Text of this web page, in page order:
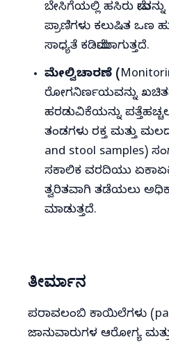
ಬೇಸಿಗೆಯಲ್ಲಿ ಹಸಿರು
ಪ್ರಾಣಿಗಳು ಕಲುಷಿತ ಒಣ
ಸಾಧ್ಯತೆ ಕಡಿಮೆಯಾಗುತ್ತದೆ.
ಮೇಲ್ವಿಚಾರಣೆ
ರೋಗನಿರ್ಣಯವನ್ನು
ಹರಡುವಿಕೆಯನ್ನು
ತಂಡಗಳು ರಕ್ತ ಮತ್ತು
and stool samples)
ಸಕಾಲಿಕ ವರದಿಯು
ತ್ವರಿತವಾಗಿ ತಡೆಯಲು
ಮಾಡುತ್ತದೆ.
ತೀರ್ಮಾನ
ಪರಾವಲಂಬಿ ಕಾಯಿಲೆಗಳು
ಜಾನುವಾರುಗಳ ಆರೋಗ್ಯ